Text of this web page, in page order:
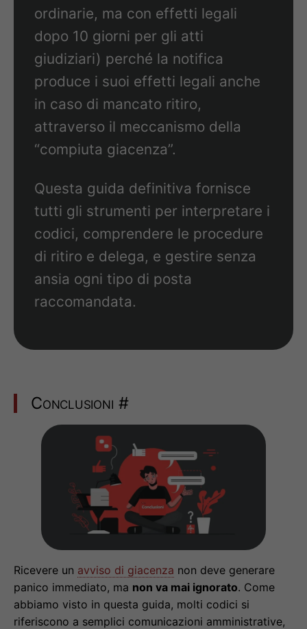
ordinarie, ma con effetti legali
dopo 10 giorni per gli atti
giudiziari) perché la notifica
produce i suoi effetti legali anche
in caso di mancato ritiro,
attraverso il meccanismo della
“compiuta giacenza”.
Questa guida definitiva fornisce
tutti gli strumenti per interpretare i
codici, comprendere le procedure
di ritiro e delega, e gestire senza
ansia ogni tipo di posta
raccomandata.
Conclusioni #
Ricevere un avviso di giacenza non deve generare
panico immediato, ma non va mai ignorato. Come
abbiamo visto in questa guida, molti codici si
riferiscono a semplici comunicazioni amministrative,